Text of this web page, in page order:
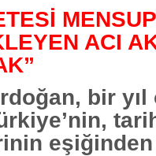
ACI
bir yıl